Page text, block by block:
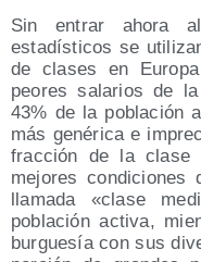
Sin entrar ahora
estadísticos se
de clases en
peores salarios de
43% de la población
más genérica e
fracción de la clase
mejores condiciones
llamada «clase
población activa,
burguesía con sus